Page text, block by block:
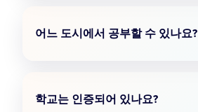
어느 도시에서 공부할 수 있나요?
학교는 인증되어 있나요?